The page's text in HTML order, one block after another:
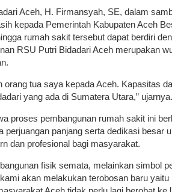
Aceh, H. Firmansyah, SE, dalam
kepada Pemerintah Kabupaten Aceh
rumah sakit tersebut dapat berdiri
RSU Putri Bidadari Aceh merupakan
orang tua saya kepada Aceh. Kapasitas
yang ada di Sumatera Utara,” ujarnya.
proses pembangunan rumah sakit ini
perjuangan panjang serta dedikasi besar
dan profesional bagi masyarakat.
fisik semata, melainkan simbol
akan melakukan terobosan baru